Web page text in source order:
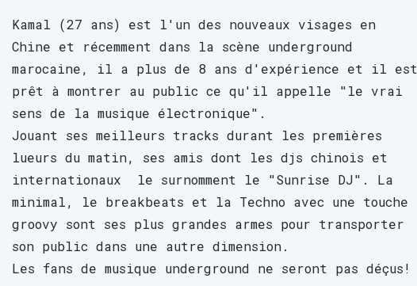
Kamal (27 ans) est l'un des nouveaux visages en
Chine et récemment dans la scène underground
marocaine, il a plus de 8 ans d'expérience et il est
prêt à montrer au public ce qu'il appelle "le vrai
sens de la musique électronique".
Jouant ses meilleurs tracks durant les premières
lueurs du matin, ses amis dont les djs chinois et
internationaux  le surnomment le "Sunrise DJ". La
minimal, le breakbeats et la Techno avec une touche
groovy sont ses plus grandes armes pour transporter
son public dans une autre dimension.
Les fans de musique underground ne seront pas déçus!